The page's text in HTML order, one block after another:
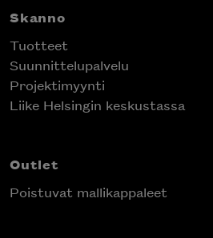
Skanno
Tuotteet
Suunnittelupalvelu
Projektimyynti
Liike Helsingin keskustassa
Outlet
Poistuvat mallikappaleet